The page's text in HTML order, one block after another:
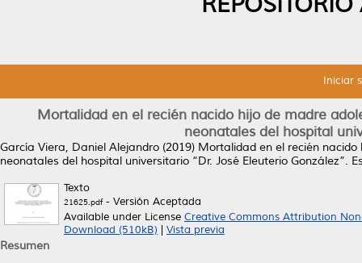
Iniciar
Mortalidad en el recién nacido hijo de madre
neonatales del hospital
García Viera, Daniel Alejandro (2019) Mortalidad en el recién
neonatales del hospital universitario “Dr. José Eleuterio González”.
Texto
21625.pdf- Versión Aceptada
Available under License Creative Commons Attribution
Download (510kB)
Vista previa
Resumen